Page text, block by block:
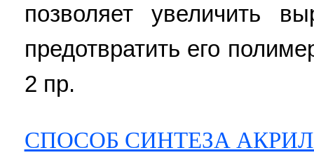
позволяет увеличить
предотвратить его
2 пр.
СПОСОБ СИНТЕЗА